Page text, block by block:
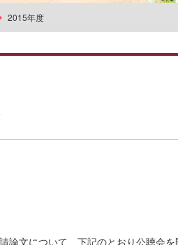
2015年度
文について、下記のとおり公聴会を